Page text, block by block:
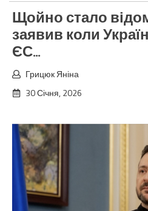
Щойно стало
заявив коли
ЄС…
Грицюк Яніна
30 Січня, 2026